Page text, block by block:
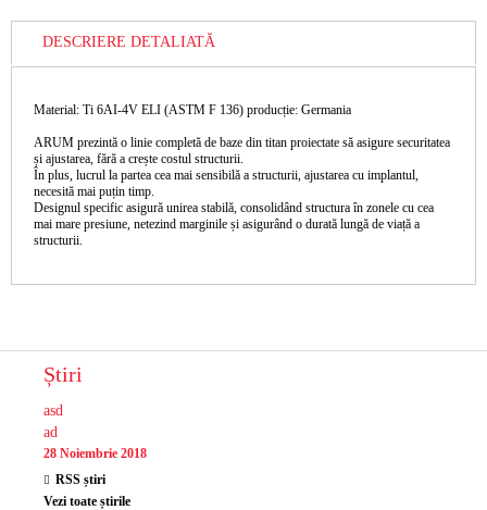
DESCRIERE DETALIATĂ
Material: Ti 6AI-4V ELI (ASTM F 136) producție: Germania
ARUM prezintă o linie completă de baze din titan proiectate să asigure securitatea
și ajustarea, fără a crește costul structurii.
În plus, lucrul la partea cea mai sensibilă a structurii, ajustarea cu implantul,
necesită mai puțin timp.
Designul specific asigură unirea stabilă, consolidând structura în zonele cu cea
mai mare presiune, netezind marginile și asigurând o durată lungă de viață a
structurii.
Știri
asd
ad
28 Noiembrie 2018
RSS știri
Vezi toate știrile